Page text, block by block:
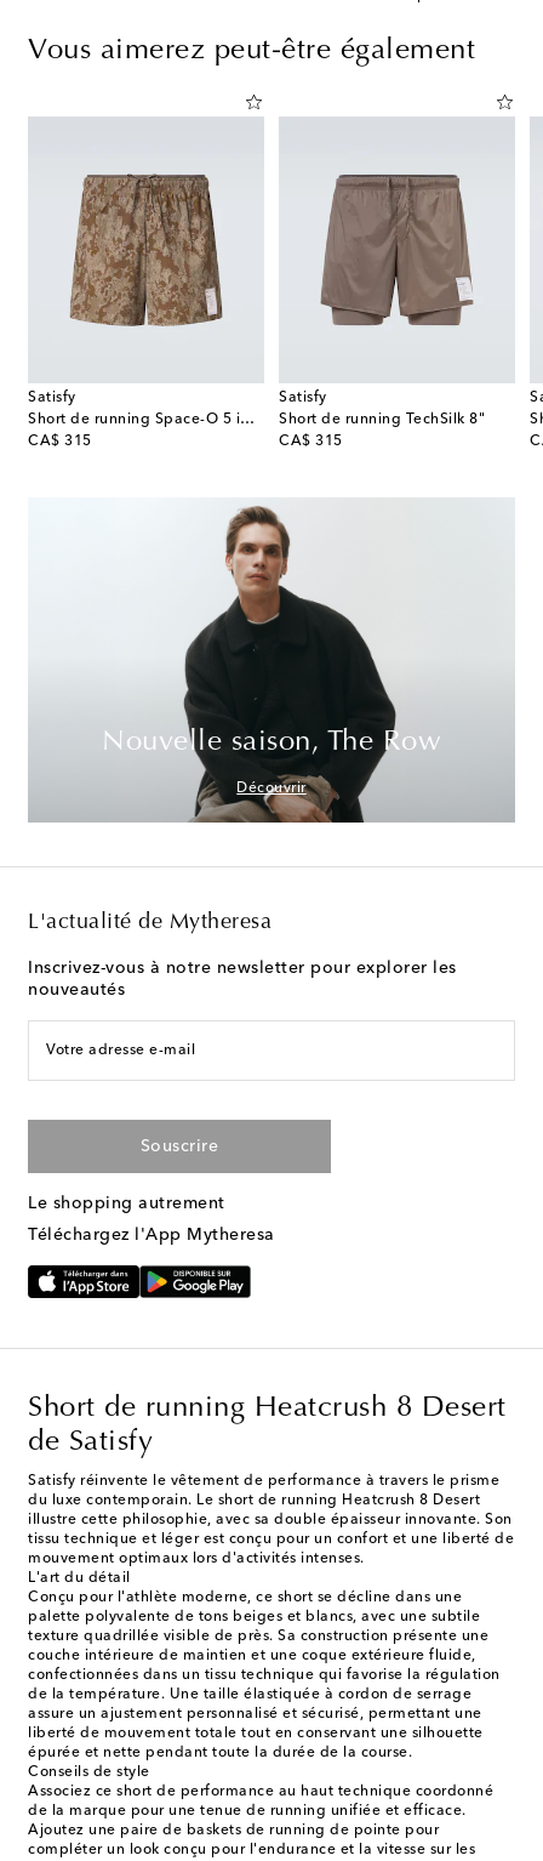
Vous aimerez peut-être également
Satisfy
Short de running Space-O 5 imprimé
CA$ 315
original price
Satisfy
Short de running TechSilk 8"
CA$ 315
original price
Nouvelle saison, The Row
Découvrir
L'actualité de Mytheresa
Inscrivez-vous à notre newsletter pour explorer les
nouveautés
Votre adresse e-mail
Souscrire
Le shopping autrement
Téléchargez l'App Mytheresa
Short de running Heatcrush 8 Desert
de Satisfy
Satisfy réinvente le vêtement de performance à travers le prisme
du luxe contemporain. Le short de running Heatcrush 8 Desert
illustre cette philosophie, avec sa double épaisseur innovante. Son
tissu technique et léger est conçu pour un confort et une liberté de
mouvement optimaux lors d'activités intenses.
L'art du détail
Conçu pour l'athlète moderne, ce short se décline dans une
palette polyvalente de tons beiges et blancs, avec une subtile
texture quadrillée visible de près. Sa construction présente une
couche intérieure de maintien et une coque extérieure fluide,
confectionnées dans un tissu technique qui favorise la régulation
de la température. Une taille élastiquée à cordon de serrage
assure un ajustement personnalisé et sécurisé, permettant une
liberté de mouvement totale tout en conservant une silhouette
épurée et nette pendant toute la durée de la course.
Conseils de style
Associez ce short de performance au haut technique coordonné
de la marque pour une tenue de running unifiée et efficace.
Ajoutez une paire de baskets de running de pointe pour
compléter un look conçu pour l'endurance et la vitesse sur les